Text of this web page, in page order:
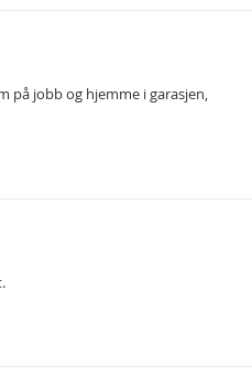
på jobb og hjemme i garasjen,